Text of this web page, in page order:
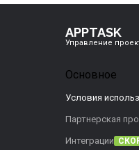
APPTASK
Управление
Основное
Условия
Партнерская
Интеграции